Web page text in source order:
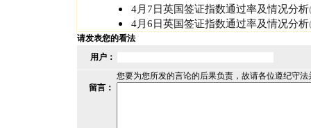
4月7日英国签证指数通过率及情况分析
4月6日英国签证指数通过率及情况分析
请发表您的看法
用户：
您要为您所发的言论的后果负责，故请各位遵纪守
留言：